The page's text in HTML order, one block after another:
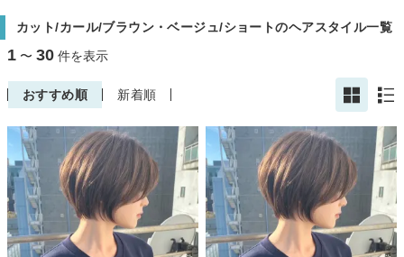
カット/カール/ブラウン・ベージュ/ショートのヘアスタイル一覧
1 〜 30 件を表示
おすすめ順 新着順